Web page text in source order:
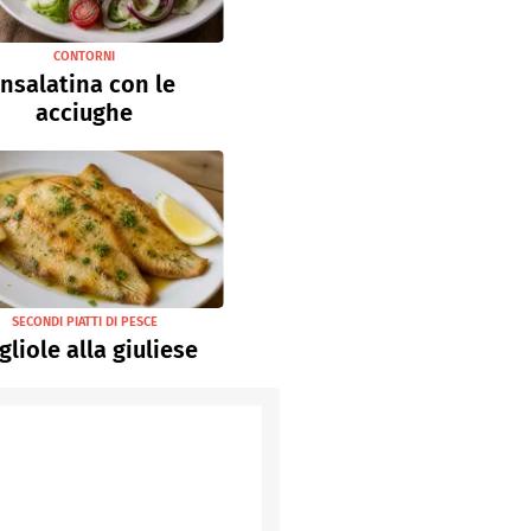
CONTORNI
con le
acciughe
SECONDI PIATTI DI PESCE
alla giuliese